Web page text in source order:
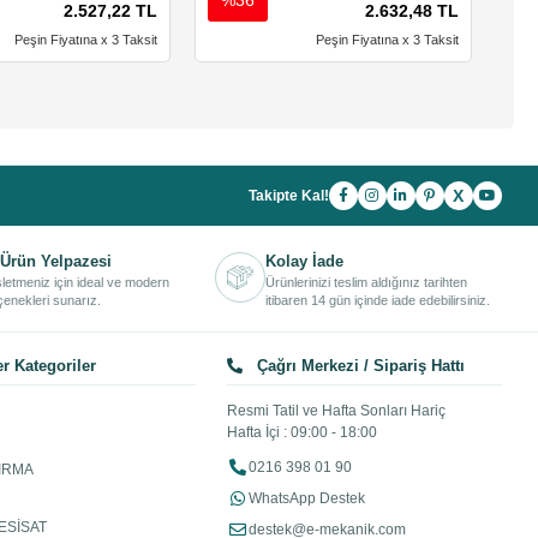
2.527,22 TL
Peşin Fiyatına x 3 Taksit
2.632,48 TL
Peşin Fiyatına x 3 Taksit
Takipte Kal! X
Yelpazesi
için ideal ve modern
sunarız.
Kolay İade
Ürünlerinizi teslim aldığınız tarihten
itibaren 14 gün içinde iade edebilirsiniz.
Kategoriler Çağrı Merkezi / Sipariş Hattı
Resmi Tatil ve Hafta Sonları Hariç
Hafta İçi : 09:00 - 18:00
0216 398 01 90
WhatsApp Destek
destek@e-mekanik.com